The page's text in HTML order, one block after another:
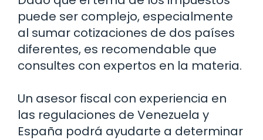
puede ser complejo, especialmente
al sumar cotizaciones de dos países
diferentes, es recomendable que
consultes con expertos en la materia.
Un asesor fiscal con experiencia en
las regulaciones de Venezuela y
España podrá ayudarte a determinar